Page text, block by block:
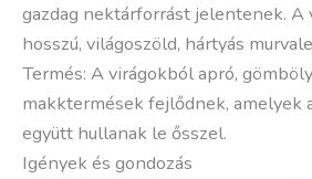
gazdag nektárforrást jelentenek. A
hosszú, világoszöld, hártyás
Termés: A virágokból apró,
makktermések fejlődnek, amelyek
együtt hullanak le ősszel.
Igények és gondozás